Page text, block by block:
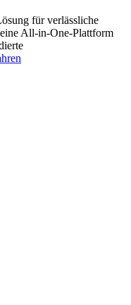
für verlässliche
All-in-One-Plattform